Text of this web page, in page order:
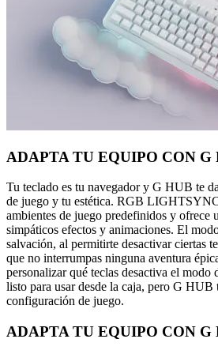
ADAPTA TU EQUIPO CON G
Tu teclado es tu navegador y G HUB te
de juego y tu estética. RGB
ambientes de juego predefinidos y ofrece
simpáticos efectos y animaciones. El
salvación, al permitirte desactivar ciertas
que no interrumpas ninguna aventura
personalizar qué teclas desactiva el modo
listo para usar desde la caja, pero G HUB
configuración de juego.
ADAPTA TU EQUIPO CON G